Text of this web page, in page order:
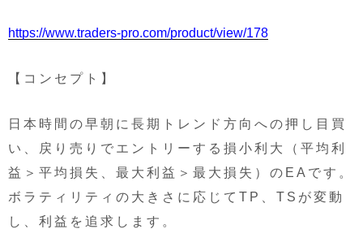
https://www.traders-pro.com/product/view/178
【コンセプト】
日本時間の早朝に長期トレンド方向への押し目買
い、戻り売りでエントリーする損小利大（平均利
益＞平均損失、最大利益＞最大損失）のEAです。
ボラティリティの大きさに応じてTP、TSが変動
し、利益を追求します。